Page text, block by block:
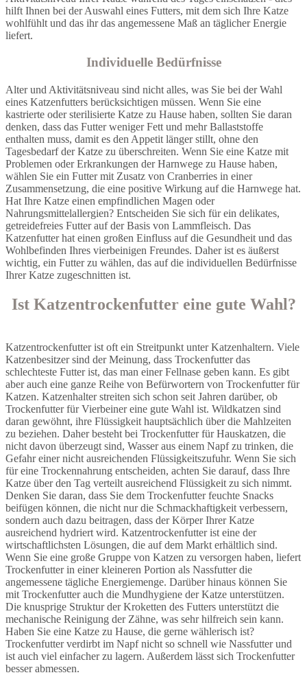
hilft Ihnen bei der Auswahl eines Futters, mit dem sich Ihre Katze
wohlfühlt und das ihr das angemessene Maß an täglicher Energie
liefert.
Individuelle Bedürfnisse
Alter und Aktivitätsniveau sind nicht alles, was Sie bei der Wahl
eines Katzenfutters berücksichtigen müssen. Wenn Sie eine
kastrierte oder sterilisierte Katze zu Hause haben, sollten Sie daran
denken, dass das Futter weniger Fett und mehr Ballaststoffe
enthalten muss, damit es den Appetit länger stillt, ohne den
Tagesbedarf der Katze zu überschreiten. Wenn Sie eine Katze mit
Problemen oder Erkrankungen der Harnwege zu Hause haben,
wählen Sie ein Futter mit Zusatz von Cranberries in einer
Zusammensetzung, die eine positive Wirkung auf die Harnwege hat.
Hat Ihre Katze einen empfindlichen Magen oder
Nahrungsmittelallergien? Entscheiden Sie sich für ein delikates,
getreidefreies Futter auf der Basis von Lammfleisch. Das
Katzenfutter hat einen großen Einfluss auf die Gesundheit und das
Wohlbefinden Ihres vierbeinigen Freundes. Daher ist es äußerst
wichtig, ein Futter zu wählen, das auf die individuellen Bedürfnisse
Ihrer Katze zugeschnitten ist.
Ist Katzentrockenfutter eine gute Wahl?
Katzentrockenfutter ist oft ein Streitpunkt unter Katzenhaltern. Viele
Katzenbesitzer sind der Meinung, dass Trockenfutter das
schlechteste Futter ist, das man einer Fellnase geben kann. Es gibt
aber auch eine ganze Reihe von Befürwortern von Trockenfutter für
Katzen. Katzenhalter streiten sich schon seit Jahren darüber, ob
Trockenfutter für Vierbeiner eine gute Wahl ist. Wildkatzen sind
daran gewöhnt, ihre Flüssigkeit hauptsächlich über die Mahlzeiten
zu beziehen. Daher besteht bei Trockenfutter für Hauskatzen, die
nicht davon überzeugt sind, Wasser aus einem Napf zu trinken, die
Gefahr einer nicht ausreichenden Flüssigkeitszufuhr. Wenn Sie sich
für eine Trockennahrung entscheiden, achten Sie darauf, dass Ihre
Katze über den Tag verteilt ausreichend Flüssigkeit zu sich nimmt.
Denken Sie daran, dass Sie dem Trockenfutter feuchte Snacks
beifügen können, die nicht nur die Schmackhaftigkeit verbessern,
sondern auch dazu beitragen, dass der Körper Ihrer Katze
ausreichend hydriert wird. Katzentrockenfutter ist eine der
wirtschaftlichsten Lösungen, die auf dem Markt erhältlich sind.
Wenn Sie eine große Gruppe von Katzen zu versorgen haben, liefert
Trockenfutter in einer kleineren Portion als Nassfutter die
angemessene tägliche Energiemenge. Darüber hinaus können Sie
mit Trockenfutter auch die Mundhygiene der Katze unterstützen.
Die knusprige Struktur der Kroketten des Futters unterstützt die
mechanische Reinigung der Zähne, was sehr hilfreich sein kann.
Haben Sie eine Katze zu Hause, die gerne wählerisch ist?
Trockenfutter verdirbt im Napf nicht so schnell wie Nassfutter und
ist auch viel einfacher zu lagern. Außerdem lässt sich Trockenfutter
besser abmessen.